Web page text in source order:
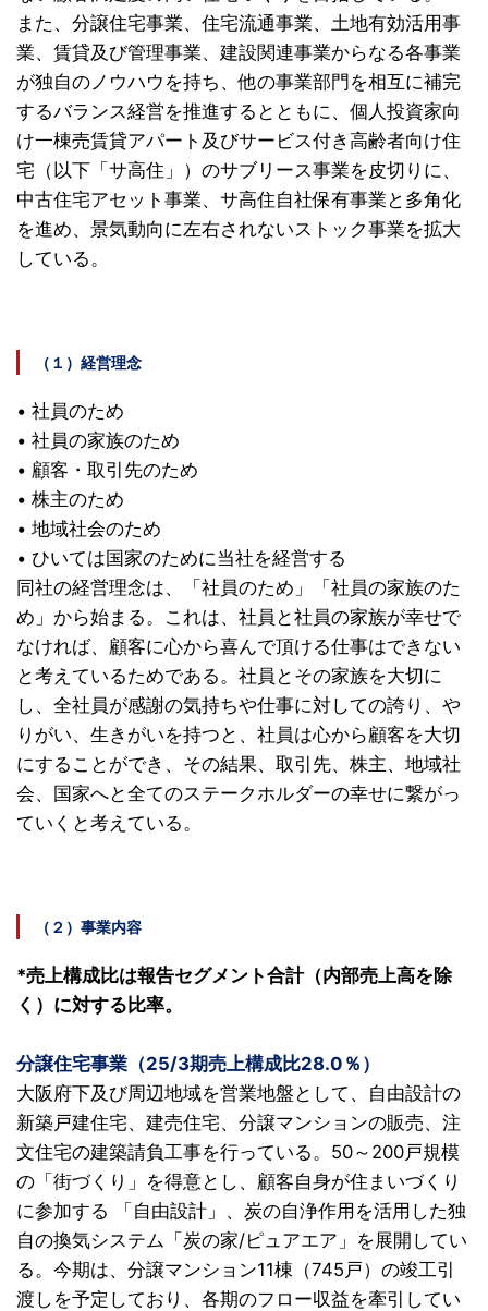
また、分譲住宅事業、住宅流通事業、土地有効活用事
業、賃貸及び管理事業、建設関連事業からなる各事業
が独自のノウハウを持ち、他の事業部門を相互に補完
するバランス経営を推進するとともに、個人投資家向
け一棟売賃貸アパート及びサービス付き高齢者向け住
宅（以下「サ高住」）のサブリース事業を皮切りに、
中古住宅アセット事業、サ高住自社保有事業と多角化
を進め、景気動向に左右されないストック事業を拡大
している。
（１）経営理念
• 社員のため
• 社員の家族のため
• 顧客・取引先のため
• 株主のため
• 地域社会のため
• ひいては国家のために当社を経営する
同社の経営理念は、「社員のため」「社員の家族のた
め」から始まる。これは、社員と社員の家族が幸せで
なければ、顧客に心から喜んで頂ける仕事はできない
と考えているためである。社員とその家族を大切に
し、全社員が感謝の気持ちや仕事に対しての誇り、や
りがい、生きがいを持つと、社員は心から顧客を大切
にすることができ、その結果、取引先、株主、地域社
会、国家へと全てのステークホルダーの幸せに繋がっ
ていくと考えている。
（２）事業内容
*売上構成比は報告セグメント合計（内部売上高を除
く）に対する比率。
分譲住宅事業（25/3期売上構成比28.0％）
大阪府下及び周辺地域を営業地盤として、自由設計の
新築戸建住宅、建売住宅、分譲マンションの販売、注
文住宅の建築請負工事を行っている。50～200戸規模
の「街づくり」を得意とし、顧客自身が住まいづくり
に参加する 「自由設計」、炭の自浄作用を活用した独
自の換気システム「炭の家/ピュアエア」を展開してい
る。今期は、分譲マンション11棟（745戸）の竣工引
渡しを予定しており、各期のフロー収益を牽引してい